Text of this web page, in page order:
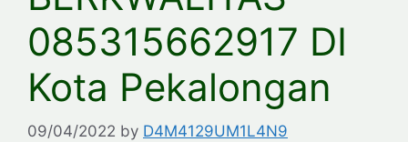
085315662917 DI
Kota Pekalongan
09/04/2022 by D4M4129UM1L4N9